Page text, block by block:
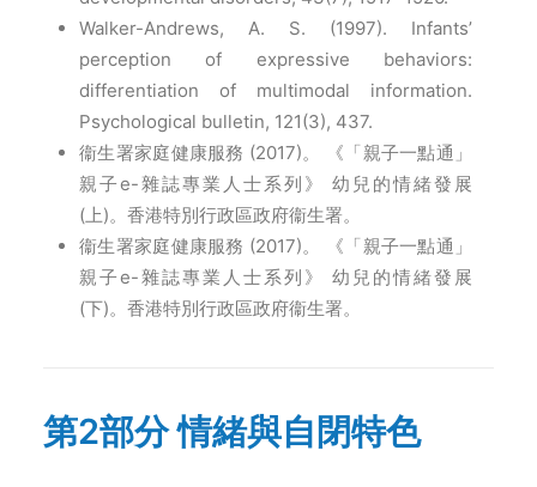
Walker-Andrews, A. S. (1997). Infants’
perception of expressive behaviors:
differentiation of multimodal information.
Psychological bulletin, 121(3), 437.
衞生署家庭健康服務 (2017)。 《「親子一點通」
親子e-雜誌專業人士系列》 幼兒的情緒發展
(上)。香港特別行政區政府衞生署。
衞生署家庭健康服務 (2017)。 《「親子一點通」
親子e-雜誌專業人士系列》 幼兒的情緒發展
(下)。香港特別行政區政府衞生署。
第2部分 情緒與自閉特色